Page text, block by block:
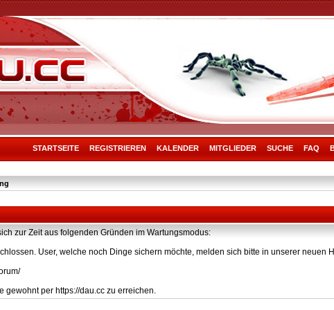
STARTSEITE REGISTRIEREN KALENDER MITGLIEDER SUCHE FAQ
zur Zeit aus folgenden Gründen im Wartungsmodus:
User, welche noch Dinge sichern möchte, melden sich bitte in unserer neuen
gewohnt per https://dau.cc zu erreichen.